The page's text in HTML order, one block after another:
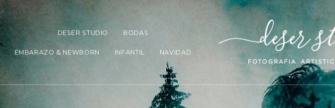
DESER STUDIO BODAS
EMBARAZO & NEWBORN INFANTIL NAVIDAD